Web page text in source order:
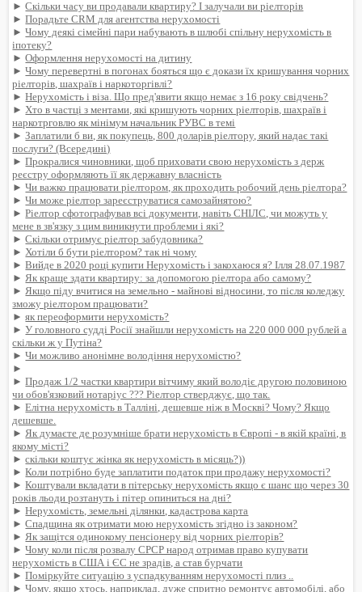
►Скільки часу ви продавали квартиру? І залучали ви ріелторів
►Порадьте CRM для агентства нерухомості
►Чому деякі сімейні пари набувають в шлюбі спільну нерухомість в
іпотеку?
►Оформлення нерухомості на дитину
►Чому перевертні в погонах бояться що є докази їх кришування чорних
ріелторів, шахраїв і наркоторгівлі?
►Нерухомість і віза. Що пред'явити якщо немає з 16 року свідчень?
► Хто в частці з ментами, які кришують чорних ріелторів, шахраїв і
наркотрговлю як мінімум начальник РУВС в темі
►Заплатили б ви, як покупець, 800 доларів ріелтору, який надає такі
послуги? (Всередині)
►Прокралися чиновники, щоб приховати свою нерухомість з держ
реєстру оформляють її як державну власність
►Чи важко працювати ріелтором, як проходить робочий день ріелтора?
►Чи може ріелтор зареєструватися самозайнятою?
►Ріелтор сфотографував всі документи, навіть СНІЛС, чи можуть у
мене в зв'язку з цим виникнути проблеми і які?
►Скільки отримує ріелтор забудовника?
► Хотіли б бути ріелтором? так ні чому
►Вийде в 2020 році купити Нерухомість і закохаюся я? Ілля 28.07.1987
► Як краще здати квартиру: за допомогою ріелтора або самому?
► Якщо піду вчитися на земельно - майнові відносини, то після коледжу
зможу ріелтором працювати?
►як переоформити нерухомість?
►У головного судді Росії знайшли нерухомість на 220 000 000 рублей а
скільки ж у Путіна?
►Чи можливо анонімне володіння нерухомістю?
►
►Продаж 1/2 частки квартири вітчиму який володіє другою половиною
чи обов'язковий нотаріус ??? Ріелтор стверджує, що так.
►Елітна нерухомість в Талліні, дешевше ніж в Москві? Чому? Якщо
дешевше.
► Як думаєте де розумніше брати нерухомість в Європі - в якій країні, в
якому місті?
►скільки коштує жінка як нерухомість в місяць?))
►Коли потрібно буде заплатити податок при продажу нерухомості?
►Коштували вкладати в пітерську нерухомість якщо є шанс що через 30
років льоди розтануть і пітер опиниться на дні?
►Нерухомість, земельні ділянки, кадастрова карта
►Спадщина як отримати мою нерухомість згідно із законом?
► Як защітся одинокому пенсіонеру від чорних ріелторів?
►Чому коли після розвалу СРСР народ отримав право купувати
нерухомість в США і ЄС не зрадів, а став бурчати
►Поміркуйте ситуацію з успадкуванням нерухомості плиз ..
►Чому, якщо хтось, наприклад, дуже спритно ремонтує автомобілі, або